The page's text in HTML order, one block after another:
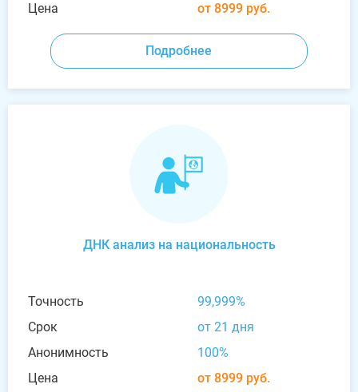
Цена
от 8999 руб.
Подробнее
ДНК анализ на национальность
Точность
99,999%
Срок
от 21 дня
Анонимность
100%
Цена
от 8999 руб.